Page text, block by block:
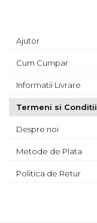
Ajutor
Cum Cumpar
Informatii Livrare
Termeni si Conditii
Despre noi
Metode de Plata
Politica de Retur